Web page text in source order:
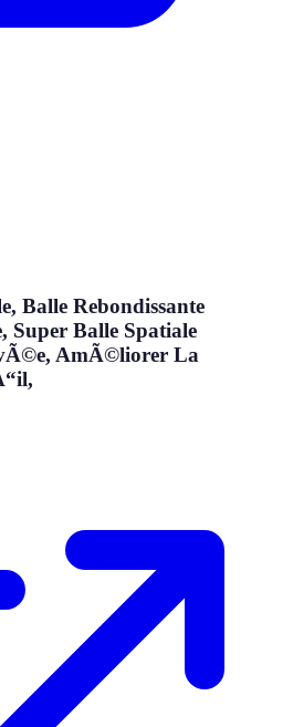
Balle Rebondissante
Super Balle Spatiale
AmÃ©liorer La